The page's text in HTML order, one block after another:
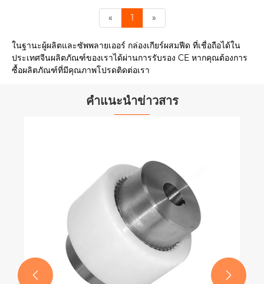
« 1 »
ในฐานะผู้ผลิตและซัพพลายเออร์ กล่องเกียร์ผสมฟีด ที่เชื่อถือได้ใน
ประเทศจีนผลิตภัณฑ์ของเราได้ผ่านการรับรอง CE หากคุณต้องการ
ซื้อผลิตภัณฑ์ที่มีคุณภาพโปรดติดต่อเรา
คำแนะนำข่าวสาร
ทนทานของข้อต่ออเนกประสงค์ได้อย่างไร
ดูเพิ่มเติม >>
 